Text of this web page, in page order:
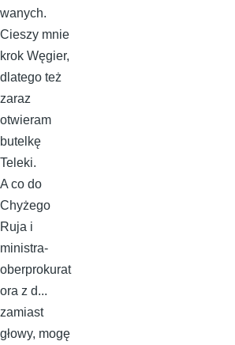
wanych.
Cieszy mnie
krok Węgier,
dlatego też
zaraz
otwieram
butelkę
Teleki.
A co do
Chyżego
Ruja i
ministra-
oberprokurat
ora z d...
zamiast
głowy, mogę